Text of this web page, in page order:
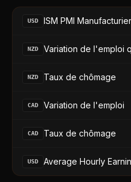
USD ISM PMI Manufacturier
NZD Variation de l'emploi
NZD Taux de chômage
CAD Variation de l'emploi
CAD Taux de chômage
USD Average Hourly